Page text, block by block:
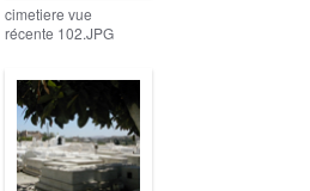
cimetiere vue
récente 102.JPG